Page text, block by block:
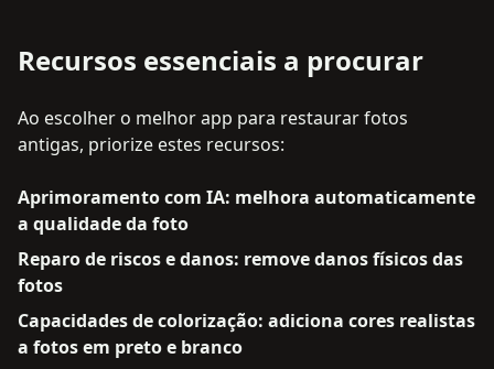
Recursos essenciais a procurar
Ao escolher o melhor app para restaurar fotos
antigas, priorize estes recursos:
Aprimoramento com IA: melhora automaticamente
a qualidade da foto
Reparo de riscos e danos: remove danos físicos das
fotos
Capacidades de colorização: adiciona cores realistas
a fotos em preto e branco